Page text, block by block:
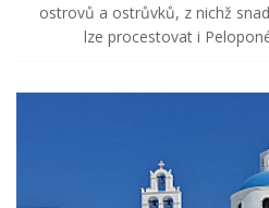
ostrovů a ostrůvků, z nichž
lze procestovat i